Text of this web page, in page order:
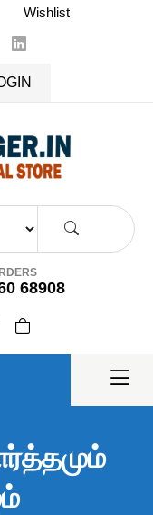
Wishlist
68908